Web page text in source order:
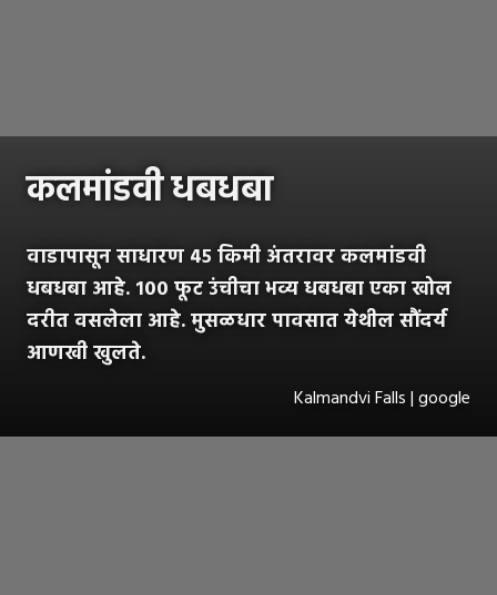
कलमांडवी धबधबा
वाडापासून साधारण ४५ किमी अंतरावर कलमांडवी
धबधबा आहे. १०० फूट उंचीचा भव्य धबधबा एका खोल
दरीत वसलेला आहे. मुसळधार पावसात येथील सौंदर्य
आणखी खुलते.
Kalmandvi Falls | google